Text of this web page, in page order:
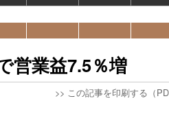
営業益7.5％増
>> この記事を印刷する（